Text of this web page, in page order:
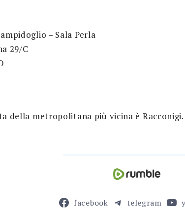
– Sala Perla
29/C
della metropolitana più vicina è Racconigi.
facebook telegram